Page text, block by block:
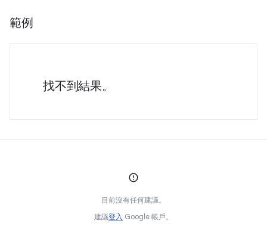
範例
找不到結果。
目前沒有任何建議。
建議登入 Google 帳戶。